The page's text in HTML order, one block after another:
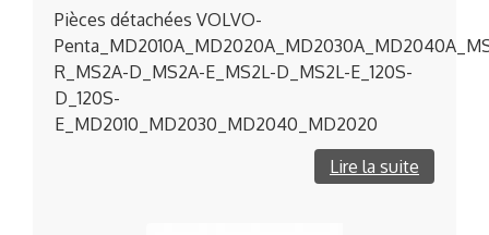
Pièces détachées VOLVO-
R_MS2A-D_MS2A-E_MS2L-D_MS2L-E_120S-
D_120S-
E_MD2010_MD2030_MD2040_MD2020
Lire la suite